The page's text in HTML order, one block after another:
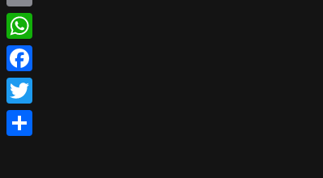
Email
WhatsApp
Facebook
Twitter